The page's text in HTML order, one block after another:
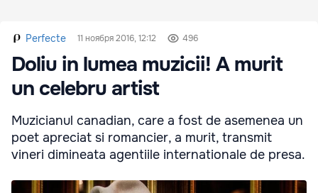
Perfecte 11 ноября 2016, 12:12 496
Doliu in lumea muzicii! A murit
un celebru artist
Muzicianul canadian, care a fost de asemenea un
poet apreciat si romancier, a murit, transmit
vineri dimineata agentiile internationale de presa.